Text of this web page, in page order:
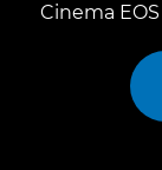
Cinema EOS